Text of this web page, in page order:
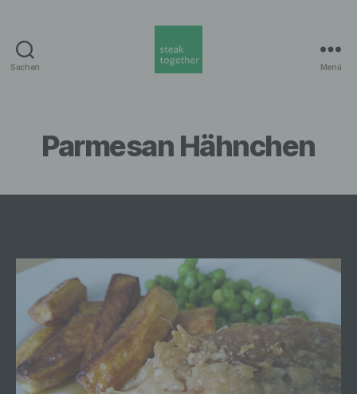
Suchen Menü
Parmesan Hähnchen